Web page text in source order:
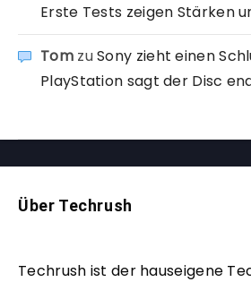
Erste Tests zeigen Stärken
TomzuSony zieht einen
PlayStation sagt der Disc
Über Techrush
Techrush ist der hauseigene